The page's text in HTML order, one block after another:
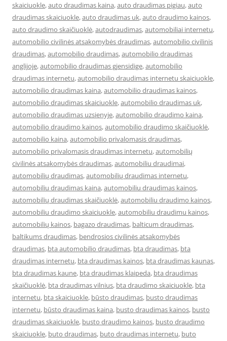
skaiciuokle,auto draudimas kaina,auto draudimas pigiau,auto
draudimas skaiciuokle,auto draudimas uk,auto draudimo kainos,
auto draudimo skaičiuoklė,autodraudimas,automobiliai internetu,
automobilio civilinės atsakomybės draudimas,automobilio civilinis
draudimas,automobilio draudimas,automobilio draudimas
anglijoje,automobilio draudimas gjensidige,automobilio
draudimas internetu,automobilio draudimas internetu skaiciuokle,
automobilio draudimas kaina,automobilio draudimas kainos,
automobilio draudimas skaiciuokle,automobilio draudimas uk,
automobilio draudimas uzsienyje,automobilio draudimo kaina,
automobilio draudimo kainos,automobilio draudimo skaičiuoklė,
automobilio kaina,automobilio privalomasis draudimas,
automobilio privalomasis draudimas internetu,automobilių
civilinės atsakomybės draudimas,automobiliu draudimai,
automobilių draudimas,automobilių draudimas internetu,
automobiliu draudimas kaina,automobiliu draudimas kainos,
automobilių draudimas skaičiuoklė,automobiliu draudimo kainos,
automobiliu draudimo skaiciuokle,automobiliu draudimu kainos,
automobilių kainos, bagazo draudimas, balticum draudimas,
baltikums draudimas, bendrosios civilinės atsakomybės
draudimas, bta automobilio draudimas, bta draudimas, bta
draudimas internetu, bta draudimas kainos, bta draudimas kaunas,
bta draudimas kaune, bta draudimas klaipeda, bta draudimas
skaičiuoklė, bta draudimas vilnius, bta draudimo skaiciuokle, bta
internetu, bta skaiciuokle, būsto draudimas, busto draudimas
internetu, būsto draudimas kaina, busto draudimas kainos, busto
draudimas skaiciuokle, busto draudimo kainos, busto draudimo
skaiciuokle, buto draudimas, buto draudimas internetu, buto